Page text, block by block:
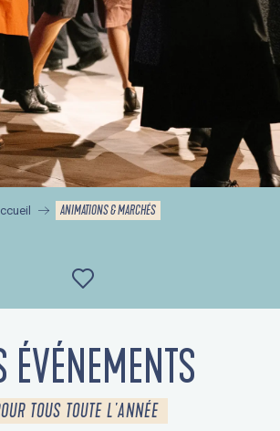
ANIMATIONS & MARCHÉS
Ajouter aux
ÉVÉNEMENTS
TOUS TOUTE L'ANNÉE